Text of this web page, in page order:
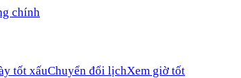
chính
tốt xấuChuyển đổi lịchXem giờ tốt